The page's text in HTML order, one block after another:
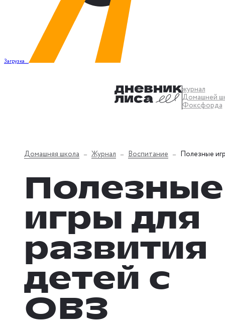
Загрузка...
журнал
Домашней
Фоксфорда
Домашняя школа Журнал Воспитание Полезные
Полезные
игры для
развития
детей с
ОВЗ